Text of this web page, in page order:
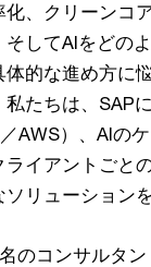
化、クリーンコ
してAIをどの
体的な進め方に
たちは、SAP
AWS）、AIの
ライアントごと
リューション
のコンサルタ